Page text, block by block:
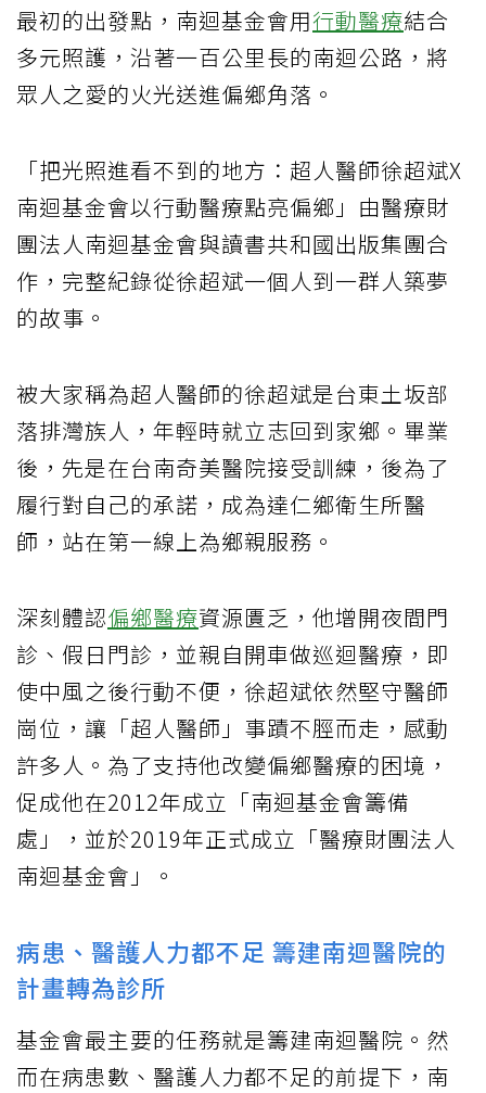
最初的出發點，南迴基金會用行動醫療結合
多元照護，沿著一百公里長的南迴公路，將
眾人之愛的火光送進偏鄉角落。
「把光照進看不到的地方：超人醫師徐超斌X
南迴基金會以行動醫療點亮偏鄉」由醫療財
團法人南迴基金會與讀書共和國出版集團合
作，完整紀錄從徐超斌一個人到一群人築夢
的故事。
被大家稱為超人醫師的徐超斌是台東土坂部
落排灣族人，年輕時就立志回到家鄉。畢業
後，先是在台南奇美醫院接受訓練，後為了
履行對自己的承諾，成為達仁鄉衛生所醫
師，站在第一線上為鄉親服務。
深刻體認偏鄉醫療資源匱乏，他增開夜間門
診、假日門診，並親自開車做巡迴醫療，即
使中風之後行動不便，徐超斌依然堅守醫師
崗位，讓「超人醫師」事蹟不脛而走，感動
許多人。為了支持他改變偏鄉醫療的困境，
促成他在2012年成立「南迴基金會籌備
處」，並於2019年正式成立「醫療財團法人
南迴基金會」。
病患、醫護人力都不足 籌建南迴醫院的
計畫轉為診所
基金會最主要的任務就是籌建南迴醫院。然
而在病患數、醫護人力都不足的前提下，南